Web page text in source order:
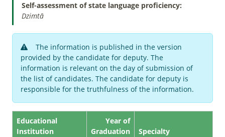
Self-assessment of state language proficiency:
Dzimtā
The information is published in the version
provided by the candidate for deputy. The
information is relevant on the day of submission of
the list of candidates. The candidate for deputy is
responsible for the truthfulness of the information.
Educational
Institution
Year of
Graduation
Specialty